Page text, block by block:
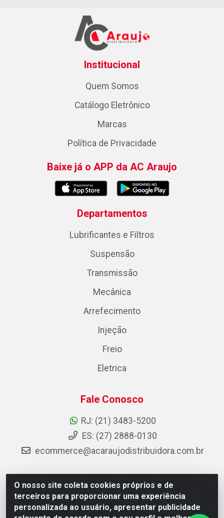
O nosso site coleta cookies próprios e de
terceiros para proporcionar uma experiência
personalizada ao usuário, apresentar publicidade
Institucional
Quem Somos
Catálogo Eletrônico
Marcas
Política de Privacidade
Baixe já o APP da AC Araujo
Departamentos
Lubrificantes e Filtros
Suspensão
Transmissão
Mecânica
Arrefecimento
Injeção
Freio
Eletrica
Fale Conosco
RJ: (21) 3483-5200
ES: (27) 2888-0130
ecommerce@acaraujodistribuidora.com.br
AC Araujo Distribuidora - Rua Carneiro de Campos, 42 -
São Cristóvão, Rio de Janeiro/RJ - CEP 20.920-410 -
CNPJ 08.744.753/0003-85